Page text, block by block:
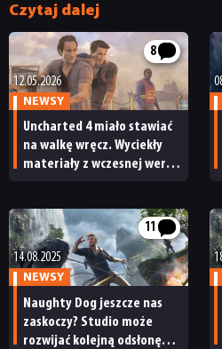
KULTURA
RETRO
DYSKUSJE
JUŻ
Czytaj dalej
8
12.05.2026
NEWSY
Uncharted 4 miało stawiać
na walkę wręcz. Wyciekły
materiały z wczesnej wersji
11
14.08.2025
NEWSY
Naughty Dog jeszcze nas
zaskoczy? Studio może
rozwijać kolejną odsłonę